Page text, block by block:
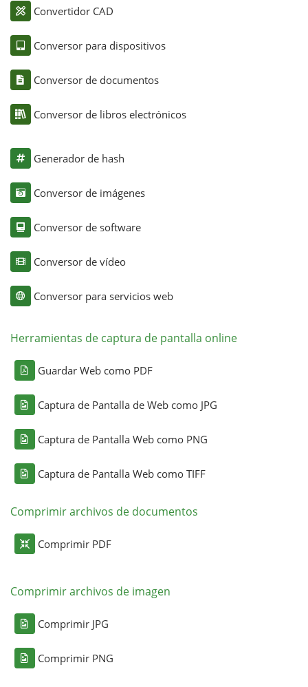
Convertidor CAD
Conversor para dispositivos
Conversor de documentos
Conversor de libros electrónicos
Generador de hash
Conversor de imágenes
Conversor de software
Conversor de vídeo
Conversor para servicios web
Herramientas de captura de pantalla online
Guardar Web como PDF
Captura de Pantalla de Web como JPG
Captura de Pantalla Web como PNG
Captura de Pantalla Web como TIFF
Comprimir archivos de documentos
Comprimir PDF
Comprimir archivos de imagen
Comprimir JPG
Comprimir PNG